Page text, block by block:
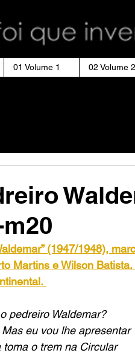
01 Volume 1 02 Volume 2
(1947/1948),
Martins e Wilson
pedreiro Waldemar?
eu vou lhe apresentar
toma o trem na Circular